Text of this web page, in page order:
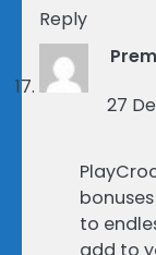
Reply
27
to
add to